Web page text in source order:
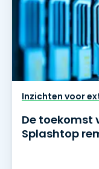
Inzichten voor
De toekomst
Splashtop